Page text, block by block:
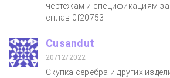
чертежам и спецификациям
сплав 0f20753
Cusandut
20/12/2022
Скупка серебра и других